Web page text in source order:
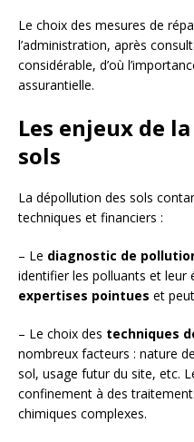
Le choix des mesures de
l’administration, après
considérable, d’où
assurantielle.
Les enjeux de
sols
La dépollution des sols
techniques et financiers :
– Le diagnostic de
identifier les polluants et leur
expertises pointues et
– Le choix des techniques
nombreux facteurs : nature
sol, usage futur du site, etc.
confinement à des
chimiques complexes.